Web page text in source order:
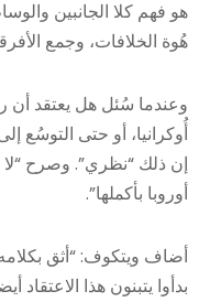
هو فهم كلا الجانبين
هُوة الخلافات، وجمع
وعندما سُئل هل يعتقد أن
أُوكرانيا، أو حتى التوسُع
إن ذلك “نظري”. وصرح “لا
أوروبا بأكملها”.
أضاف ويتكوف: “أثق
بدأوا يتبنون هذا الاعتقاد